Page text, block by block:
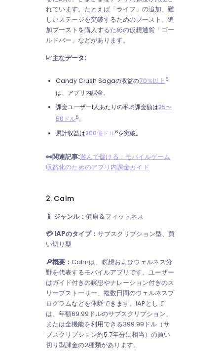
れています。たとえば「ライフ」の追加、難
しいステージを突破するためのブースト、追
加ブーストを購入するための仮想通貨「ゴー
ルドバー」などがあります。
📈主なデータ:
Candy Crush Sagaの収益の70％以上5
は、アプリ内課金。
課金ユーザー1人あたりの平均課金額は25〜
50ドル5。
累計収益は200億ドル6を突破。
👀関連記事:遊んで儲ける：モバイルゲーム
収益化のためのアプリ内課金ガイド
2. Calm
📱 ジャンル： 健康＆フィットネス
💳 IAPのタイプ： サブスクリプション型、買
い切り型
🔎概要： Calmは、瞑想およびウェルネス分
野を代表するモバイルアプリです。ユーザー
はガイド付きの瞑想やナレーション付きのス
リープストーリー、複数日間のウェルネスプ
ログラムなどを体験できます。IAPとして
は、年額69.99ドルのサブスクリプション、
または全機能を利用できる399.99ドル（サ
ブスクリプション約5.7年分に相当）の買い
切り型課金の2種類があります。